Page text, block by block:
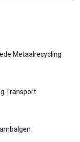
Metaalrecycling
Transport